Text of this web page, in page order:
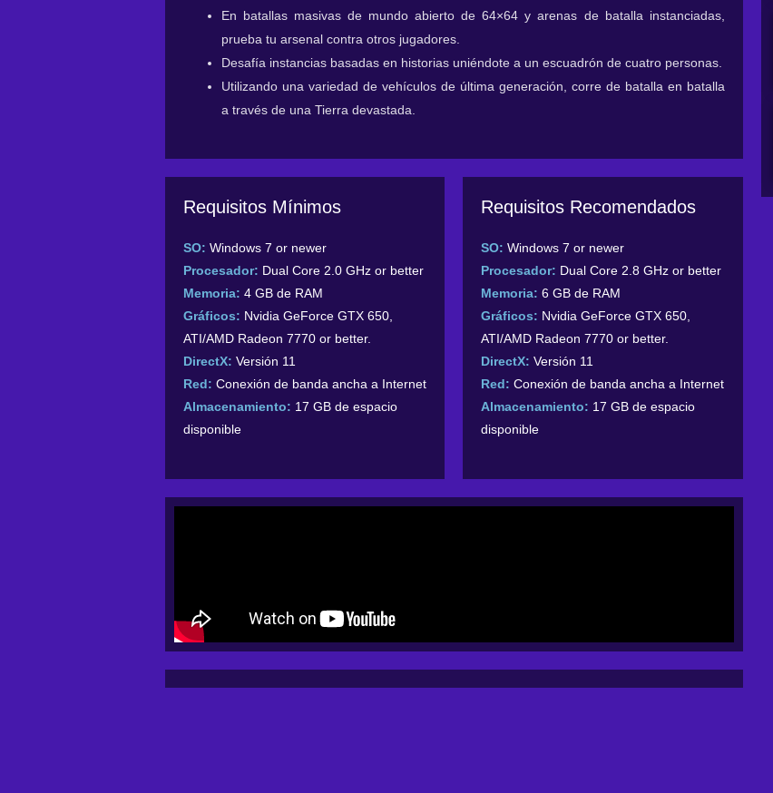
En batallas masivas de mundo abierto de 64×64 y arenas de batalla instanciadas,
prueba tu arsenal contra otros jugadores.
Desafía instancias basadas en historias uniéndote a un escuadrón de cuatro personas.
Utilizando una variedad de vehículos de última generación, corre de batalla en batalla
a través de una Tierra devastada.
Requisitos Mínimos
SO: Windows 7 or newer
Procesador: Dual Core 2.0 GHz or better
Memoria: 4 GB de RAM
Gráficos: Nvidia GeForce GTX 650,
ATI/AMD Radeon 7770 or better.
DirectX: Versión 11
Red: Conexión de banda ancha a Internet
Almacenamiento: 17 GB de espacio
disponible
Requisitos Recomendados
SO: Windows 7 or newer
Procesador: Dual Core 2.8 GHz or better
Memoria: 6 GB de RAM
Gráficos: Nvidia GeForce GTX 650,
ATI/AMD Radeon 7770 or better.
DirectX: Versión 11
Red: Conexión de banda ancha a Internet
Almacenamiento: 17 GB de espacio
disponible